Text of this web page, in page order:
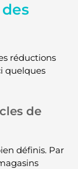
réductions
quelques
de
définis. Par